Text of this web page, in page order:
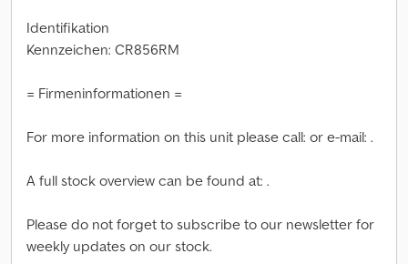
Identifikation
Kennzeichen: CR856RM
= Firmeninformationen =
For more information on this unit please call: or e-mail: .
A full stock overview can be found at: .
Please do not forget to subscribe to our newsletter for
weekly updates on our stock.